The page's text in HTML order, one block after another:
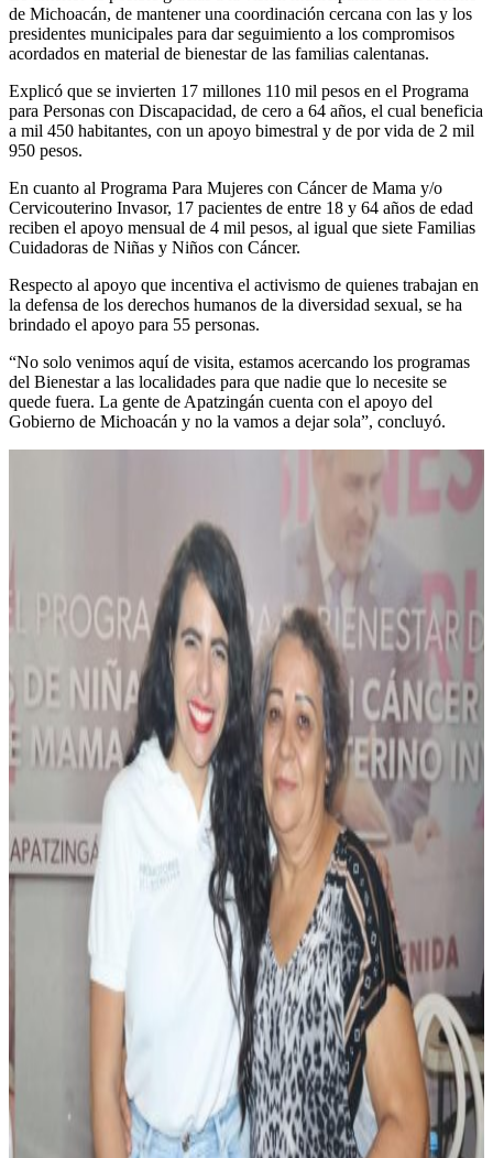
de Michoacán, de mantener una coordinación cercana con las y los
presidentes municipales para dar seguimiento a los compromisos
acordados en material de bienestar de las familias calentanas.
Explicó que se invierten 17 millones 110 mil pesos en el Programa
para Personas con Discapacidad, de cero a 64 años, el cual beneficia
a mil 450 habitantes, con un apoyo bimestral y de por vida de 2 mil
950 pesos.
En cuanto al Programa Para Mujeres con Cáncer de Mama y/o
Cervicouterino Invasor, 17 pacientes de entre 18 y 64 años de edad
reciben el apoyo mensual de 4 mil pesos, al igual que siete Familias
Cuidadoras de Niñas y Niños con Cáncer.
Respecto al apoyo que incentiva el activismo de quienes trabajan en
la defensa de los derechos humanos de la diversidad sexual, se ha
brindado el apoyo para 55 personas.
“No solo venimos aquí de visita, estamos acercando los programas
del Bienestar a las localidades para que nadie que lo necesite se
quede fuera. La gente de Apatzingán cuenta con el apoyo del
Gobierno de Michoacán y no la vamos a dejar sola”, concluyó.